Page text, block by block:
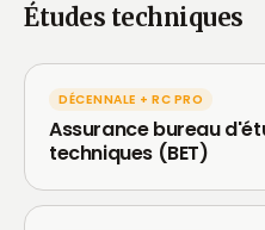
Études techniques
DÉCENNALE + RC PRO
Assurance bureau
techniques (BET)